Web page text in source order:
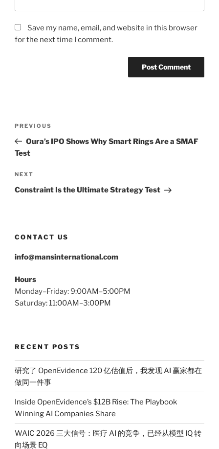
Save my name, email, and website in this browser
for the next time I comment.
Previous
Post
PREVIOUS
Oura’s IPO Shows Why Smart Rings Are a SMAF
Test
Next
Post
NEXT
Constraint Is the Ultimate Strategy Test
CONTACT US
info@mansinternational.com
Hours
Monday–Friday: 9:00AM–5:00PM
Saturday: 11:00AM–3:00PM
RECENT POSTS
研究了 OpenEvidence 120 亿估值后，我发现 AI 赢家都在
做同一件事
Inside OpenEvidence’s $12B Rise: The Playbook
Winning AI Companies Share
WAIC 2026 三大信号：医疗 AI 的竞争，已经从模型 IQ 转
向场景 EQ